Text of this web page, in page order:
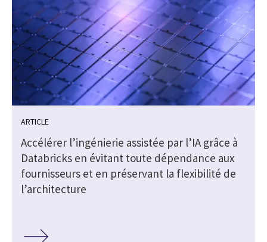
ARTICLE
Accélérer l’ingénierie assistée par l’IA grâce à
Databricks en évitant toute dépendance aux
fournisseurs et en préservant la flexibilité de
l’architecture